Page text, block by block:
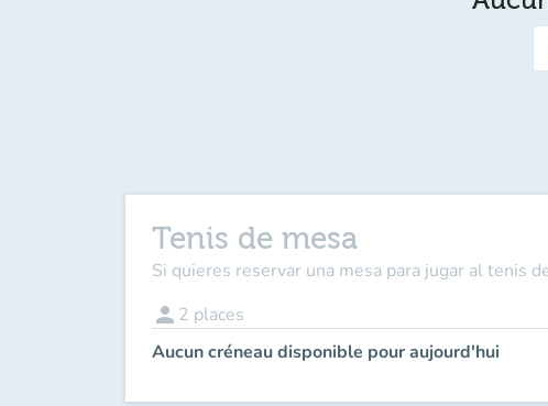
Tenis de mesa
Si quieres reservar una mesa para jugar al tenis
person 2 places
Aucun créneau disponible pour aujourd'hui